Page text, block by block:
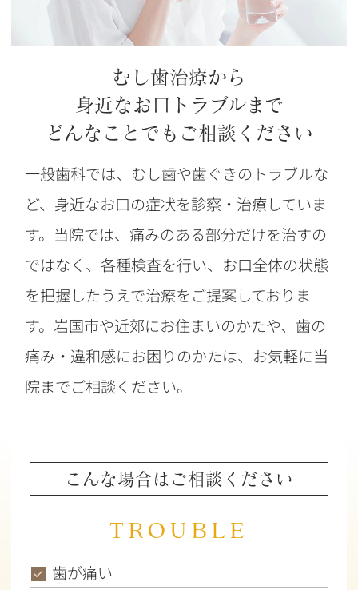
むし歯治療から
身近なお口トラブルまで
どんなことでもご相談ください
一般歯科では、むし歯や歯ぐきのトラブルな
ど、身近なお口の症状を診察・治療していま
す。当院では、痛みのある部分だけを治すの
ではなく、各種検査を行い、お口全体の状態
を把握したうえで治療をご提案しておりま
す。岩国市や近郊にお住まいのかたや、歯の
痛み・違和感にお困りのかたは、お気軽に当
院までご相談ください。
こんな場合はご相談ください
TROUBLE
歯が痛い